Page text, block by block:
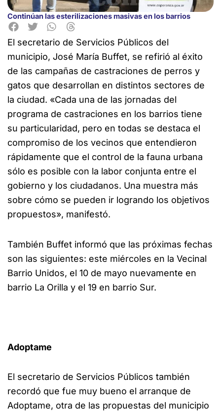
Continúan las esterilizaciones masivas en los barrios
El secretario de Servicios Públicos del
municipio, José María Buffet, se refirió al éxito
de las campañas de castraciones de perros y
gatos que desarrollan en distintos sectores de
la ciudad. «Cada una de las jornadas del
programa de castraciones en los barrios tiene
su particularidad, pero en todas se destaca el
compromiso de los vecinos que entendieron
rápidamente que el control de la fauna urbana
sólo es posible con la labor conjunta entre el
gobierno y los ciudadanos. Una muestra más
sobre cómo se pueden ir logrando los objetivos
propuestos», manifestó.
También Buffet informó que las próximas fechas
son las siguientes: este miércoles en la Vecinal
Barrio Unidos, el 10 de mayo nuevamente en
barrio La Orilla y el 19 en barrio Sur.
Adoptame
El secretario de Servicios Públicos también
recordó que fue muy bueno el arranque de
Adoptame, otra de las propuestas del municipio